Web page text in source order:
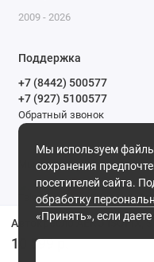
10 599 р.
Мы используем файлы
сохранения
посетителей сайта.
обработку
«Принять», если
2009 - 2026
Поддержка
+7 (8442) 500577
+7 (927) 5100577
Обратный звонок
Мы в сети